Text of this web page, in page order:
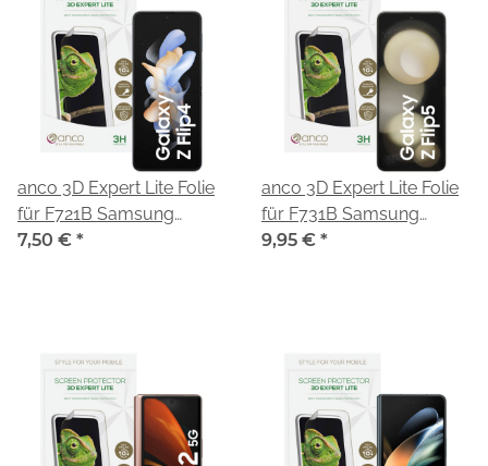
anco 3D Expert Lite Folie
für F721B Samsung
Galaxy Z Flip4
7,50 € *
anco 3D Expert Lite Folie
für F731B Samsung
Galaxy Z Flip5
9,95 € *